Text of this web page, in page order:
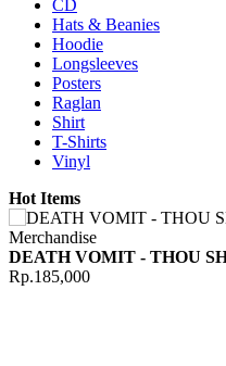
CD
Hats & Beanies
Hoodie
Longsleeves
Posters
Raglan
Shirt
T-Shirts
Vinyl
Hot Items
DEATH VOMIT - THOU
Rp.185,000